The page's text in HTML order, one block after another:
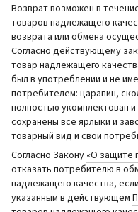
Возврат возможен в
товаров надлежащего
возврата или обмена
Согласно действующему
товар надлежащего
был в употреблении и не
потребителем: царапин,
полностью укомплектован
сохранены все ярлыки и
товарный вид и свои
Согласно Закону «О защите
отказать потребителю в
надлежащего качества,
указанным в действующем